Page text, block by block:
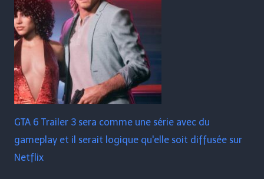
GTA 6 Trailer 3 sera comme une série avec du
gameplay et il serait logique qu'elle soit diffusée sur
Netflix